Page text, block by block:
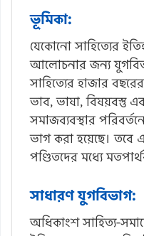
ভূমিকা:
যেকোনো সাহিত্যের
আলোচনার জন্য
সাহিত্যের হাজার
ভাব, ভাষা, বিষয়বস্তু
সমাজব্যবস্থার
ভাগ করা হয়েছে। তবে
পণ্ডিতদের মধ্যে
সাধারণ যুগবিভাগ:
অধিকাংশ সাহিত্য-